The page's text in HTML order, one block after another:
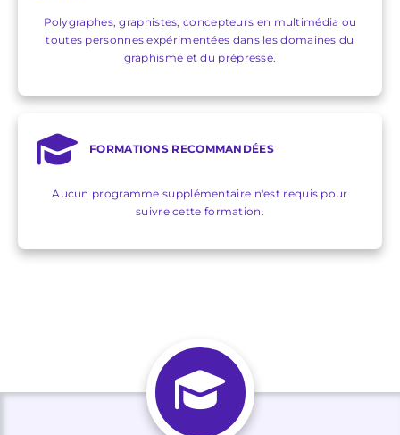
Polygraphes, graphistes, concepteurs en multimédia ou
toutes personnes expérimentées dans les domaines du
graphisme et du prépresse.
FORMATIONS RECOMMANDÉES
Aucun programme supplémentaire n'est requis pour
suivre cette formation.